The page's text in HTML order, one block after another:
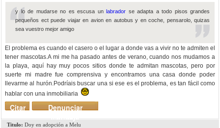
y lo de mudarse no es escusa un labrador se adapta a todo pisos grandes
pequeños ect puede viajar en avion en autobus y en coche, pensarolo, quizas
sea vuestro mejor amigo
El problema es cuando el casero o el lugar a donde vas a vivir no te admiten el
tener mascotas.A mi me ha pasado antes de verano, cuando nos mudamos a
la playa, aquí hay muy pocos sitios donde te admitan mascotas, pero por
suerte mi madre fue comprensiva y encontramos una casa donde poder
llevarme al hurón.Podríais buscar una si ese es el problema, es tan fácil como
hablar con una inmobiliaria
Denunciar
mensaje
Citar
Titulo: Doy en adopción a Melu